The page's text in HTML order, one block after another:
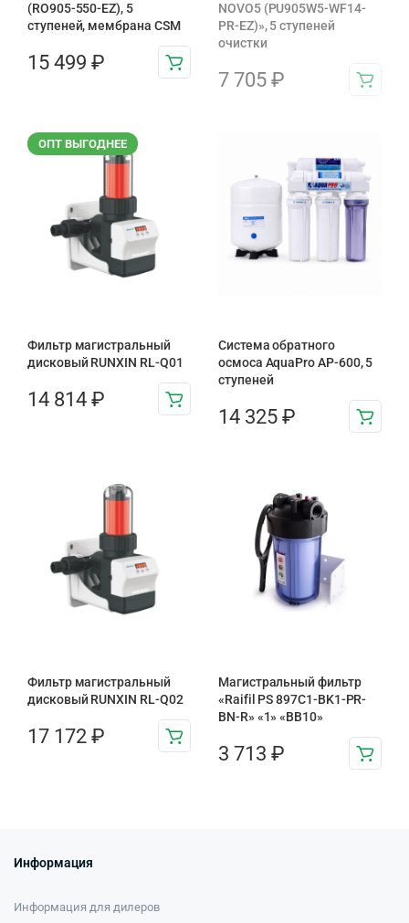
(RO905-550-EZ), 5
ступеней, мембрана CSM
15 499 ₽
NOVO5 (PU905W5-WF14-
PR-EZ)», 5 ступеней
очистки
7 705 ₽
ОПТ ВЫГОДНЕЕ
Фильтр магистральный
дисковый RUNXIN RL-Q01
14 814 ₽
Система обратного
осмоса AquaPro AP-600, 5
ступеней
14 325 ₽
Фильтр магистральный
дисковый RUNXIN RL-Q02
17 172 ₽
Магистральный фильтр
«Raifil PS 897C1-BK1-PR-
BN-R» «1» «BB10»
3 713 ₽
Информация
Информация для дилеров